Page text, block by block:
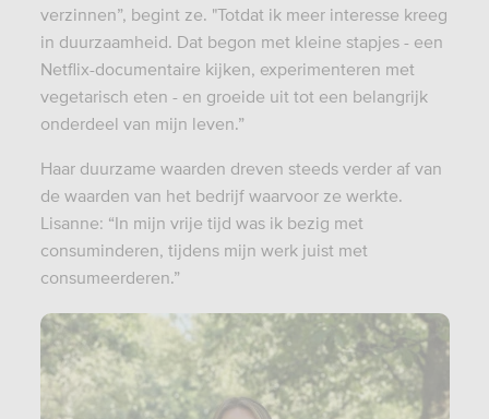
verzinnen”, begint ze. "Totdat ik meer interesse kreeg
in duurzaamheid. Dat begon met kleine stapjes - een
Netflix-documentaire kijken, experimenteren met
vegetarisch eten - en groeide uit tot een belangrijk
onderdeel van mijn leven.”
Haar duurzame waarden dreven steeds verder af van
de waarden van het bedrijf waarvoor ze werkte.
Lisanne: “In mijn vrije tijd was ik bezig met
consuminderen, tijdens mijn werk juist met
consumeerderen.”